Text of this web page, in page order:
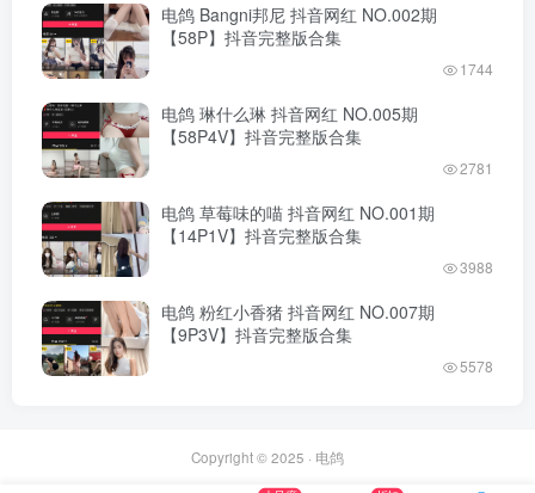
电鸽 Bangni邦尼 抖音网红 NO.002期
【58P】抖音完整版合集
1744
电鸽 琳什么琳 抖音网红 NO.005期
【58P4V】抖音完整版合集
2781
电鸽 草莓味的喵 抖音网红 NO.001期
【14P1V】抖音完整版合集
3988
电鸽 粉红小香猪 抖音网红 NO.007期
【9P3V】抖音完整版合集
5578
Copyright © 2025 · 电鸽